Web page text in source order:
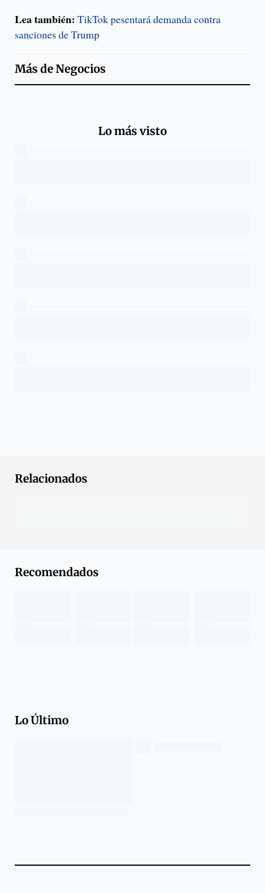
Lea también: TikTok pesentará demanda contra
sanciones de Trump
Más deNegocios
Lo más visto
Relacionados
Recomendados
Lo Último